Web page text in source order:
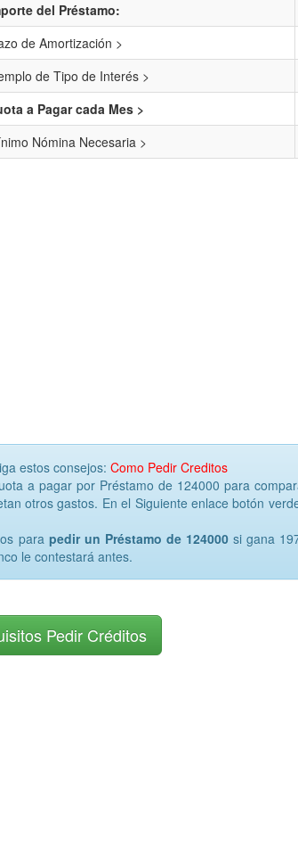
del Préstamo:
de Amortización >
de Tipo de Interés >
a Pagar cada Mes >
Nómina Necesaria >
estos consejos: Como Pedir Creditos
a pagar por Préstamo de 124000 para
otros gastos. En el Siguiente enlace botón
para pedir un Préstamo de 124000si gana
le contestará antes.
Pedir Créditos